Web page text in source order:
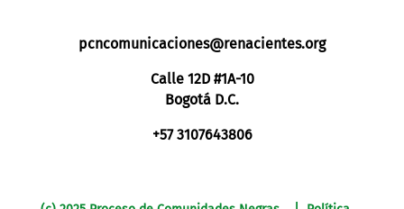
pcncomunicaciones@renacientes.org
Calle 12D #1A-10
Bogotá D.C.
+57 3107643806